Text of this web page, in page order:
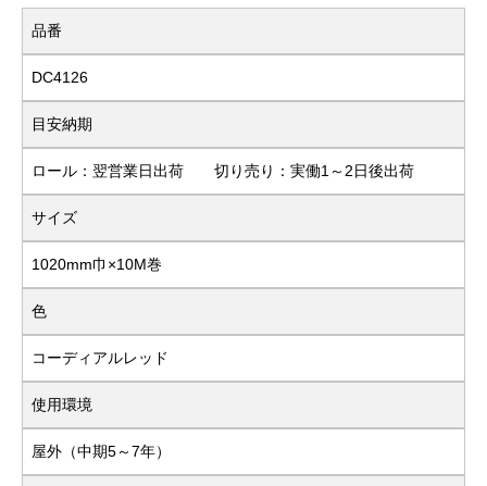
品番
DC4126
目安納期
ロール：翌営業日出荷 切り売り：実働1～2日後出荷
サイズ
1020mm巾×10M巻
色
コーディアルレッド
使用環境
屋外（中期5～7年）